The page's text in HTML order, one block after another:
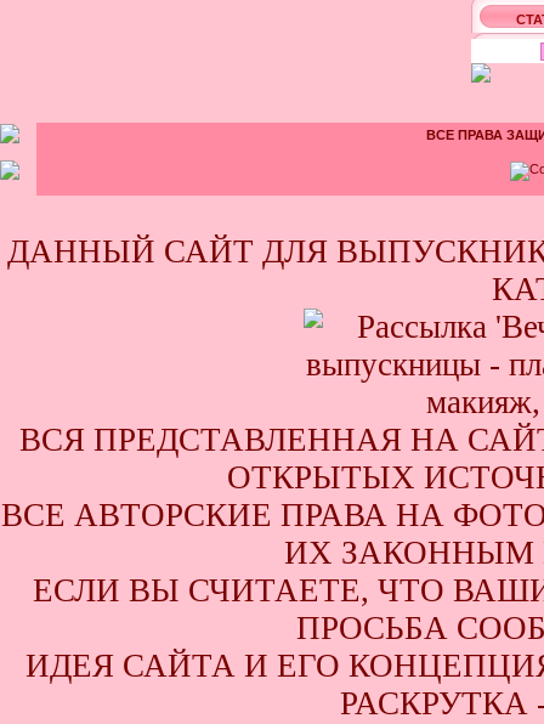
ВСЕ ПРАВА
ДАННЫЙ САЙТ ДЛЯ
ВСЯ ПРЕДСТАВЛЕННАЯ НА
ОТКРЫТЫХ
ВСЕ АВТОРСКИЕ ПРАВА НА
ИХ ЗАКОННЫМ
ЕСЛИ ВЫ СЧИТАЕТЕ, ЧТО
ПРОСЬБА
ИДЕЯ САЙТА И ЕГО КОНЦЕПЦИЯ
РАСКРУТКА -